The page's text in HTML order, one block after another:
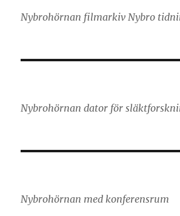
Nybrohörnan filmarkiv Nybro
Nybrohörnan dator för
Nybrohörnan med konferensrum